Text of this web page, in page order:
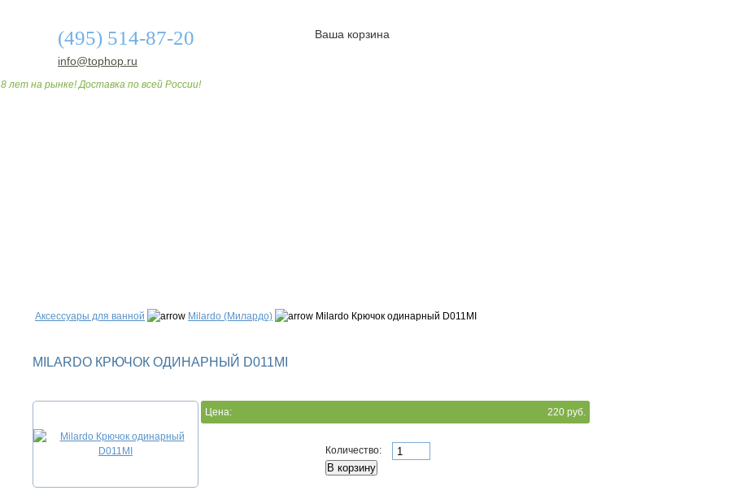
(495) 514-87-20
info@tophop.ru
8 лет на рынке! Доставка по всей России!
Ваша корзина
Аксессуары для ванной Milardo (Милардо) Milardo Крючок одинарный D011MI
MILARDO КРЮЧОК ОДИНАРНЫЙ D011MI
Цена: 220 руб.
Количество: